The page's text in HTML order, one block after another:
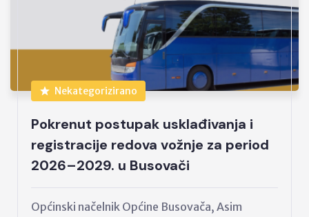
Nekategorizirano
Pokrenut postupak usklađivanja i
registracije redova vožnje za period
2026–2029. u Busovači
Općinski načelnik Općine Busovača, Asim